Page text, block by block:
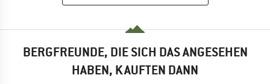
BERGFREUNDE, DIE SICH DAS ANGESEHEN
HABEN, KAUFTEN DANN